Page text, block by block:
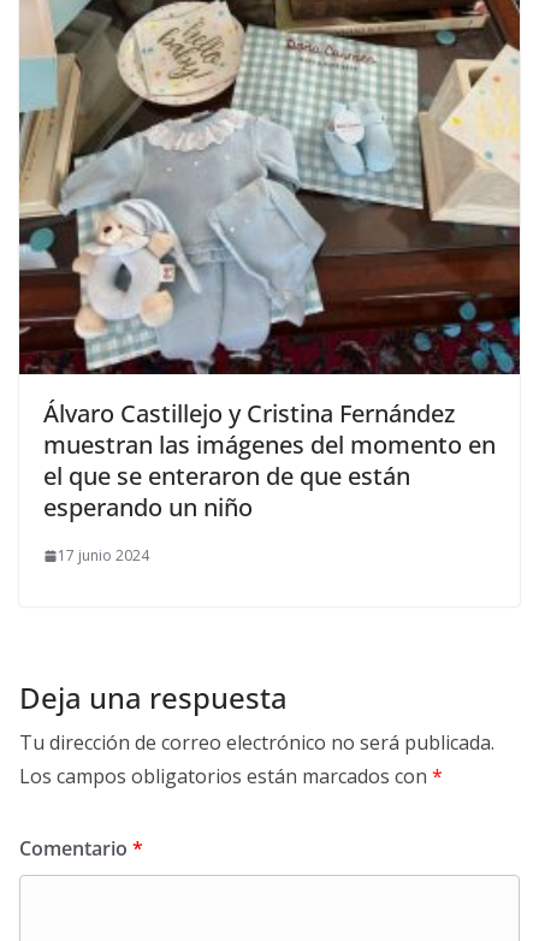
​Álvaro Castillejo y Cristina Fernández
muestran las imágenes del momento en
el que se enteraron de que están
esperando un niño
17 junio 2024
Deja una respuesta
Tu dirección de correo electrónico no será publicada.
Los campos obligatorios están marcados con *
Comentario *